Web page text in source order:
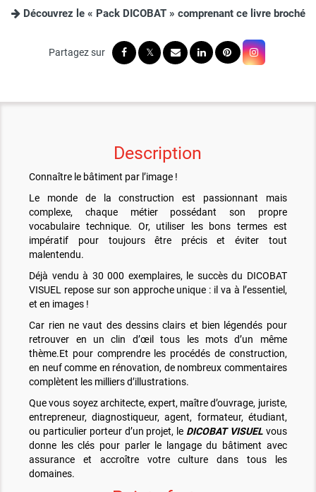
Découvrez le « Pack DICOBAT » comprenant ce livre broché
Description
Connaître le bâtiment par l’image !
Le monde de la construction est passionnant mais
complexe, chaque métier possédant son propre
vocabulaire technique. Or, utiliser les bons termes est
impératif pour toujours être précis et éviter tout
malentendu.
Déjà vendu à 30 000 exemplaires, le succès du DICOBAT
VISUEL repose sur son approche unique : il va à l’essentiel,
et en images !
Car rien ne vaut des dessins clairs et bien légendés pour
retrouver en un clin d’œil tous les mots d’un même
thème.Et pour comprendre les procédés de construction,
en neuf comme en rénovation, de nombreux commentaires
complètent les milliers d’illustrations.
Que vous soyez architecte, expert, maître d’ouvrage, juriste,
entrepreneur, diagnostiqueur, agent, formateur, étudiant,
ou particulier porteur d’un projet, le DICOBAT VISUELvous
donne les clés pour parler le langage du bâtiment avec
assurance et accroître votre culture dans tous les
domaines.